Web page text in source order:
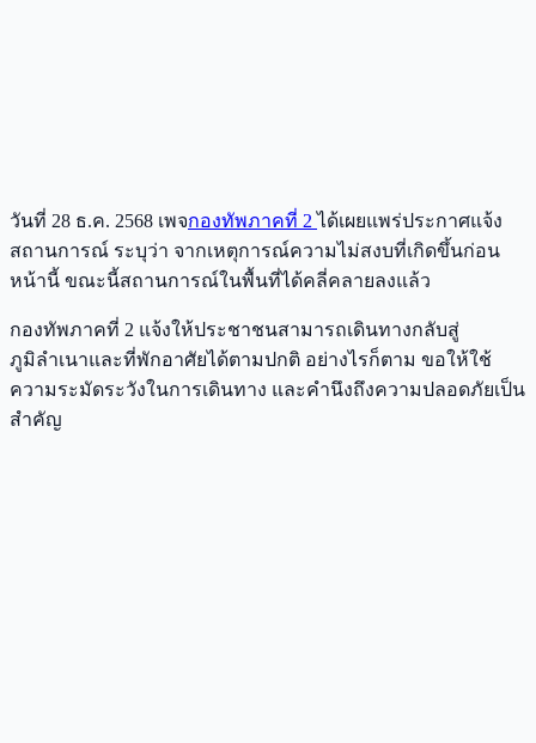
วันที่ 28 ธ.ค. 2568 เพจกองทัพภาคที่ 2ได้เผยแพร่ประกาศแจ้ง
สถานการณ์ ระบุว่า จากเหตุการณ์ความไม่สงบที่เกิดขึ้นก่อน
หน้านี้ ขณะนี้สถานการณ์ในพื้นที่ได้คลี่คลายลงแล้ว
กองทัพภาคที่ 2 แจ้งให้ประชาชนสามารถเดินทางกลับสู่
ภูมิลำเนาและที่พักอาศัยได้ตามปกติ อย่างไรก็ตาม ขอให้ใช้
ความระมัดระวังในการเดินทาง และคำนึงถึงความปลอดภัยเป็น
สำคัญ